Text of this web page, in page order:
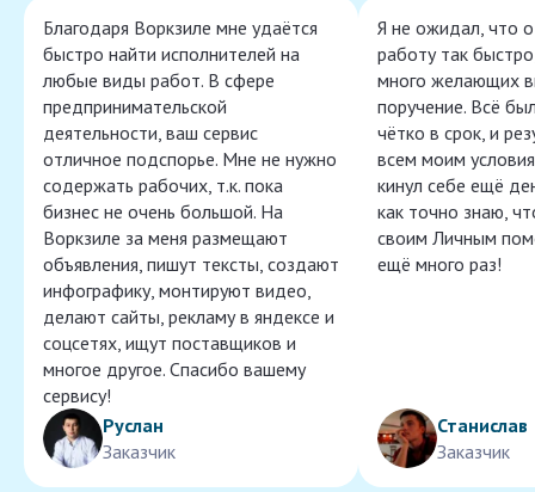
Благодаря Воркзиле мне удаётся
быстро найти исполнителей на
любые виды работ. В сфере
предпринимательской
деятельности, ваш сервис
отличное подспорье. Мне не нужно
содержать рабочих, т.к. пока
бизнес не очень большой. На
Воркзиле за меня размещают
объявления, пишут тексты, создают
инфографику, монтируют видео,
делают сайты, рекламу в яндексе и
соцсетях, ищут поставщиков и
многое другое. Спасибо вашему
сервису!
Руслан
Заказчик
Я не ожидал, что
работу так
много желающих
поручение. Всё
чётко в срок, и
всем моим
кинул себе ещё
как точно знаю,
своим Личным
ещё много раз!
Станислав
Заказчик